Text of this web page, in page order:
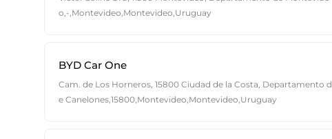
o,-,Montevideo,Montevideo,Uruguay
BYD Car One
Cam. de Los Horneros, 15800 Ciudad de la Costa, Departamento d
e Canelones,15800,Montevideo,Montevideo,Uruguay